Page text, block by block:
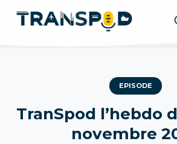
EPISODE
TranSpod l’hebdo
novembre